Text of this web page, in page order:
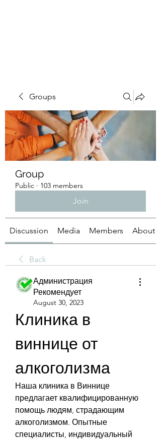
Groups
Group
Public · 103 members
Join
Discussion Media Members About
Back
Администрация
Рекомендует
August 30, 2023
Клиника в
виннице от
алкоголизма
Наша клиника в Виннице
предлагает квалифицированную
помощь людям, страдающим
алкоголизмом. Опытные
специалисты, индивидуальный